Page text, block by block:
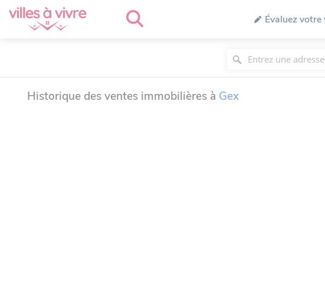
Évaluez votre
Historique des ventes immobilières à Gex